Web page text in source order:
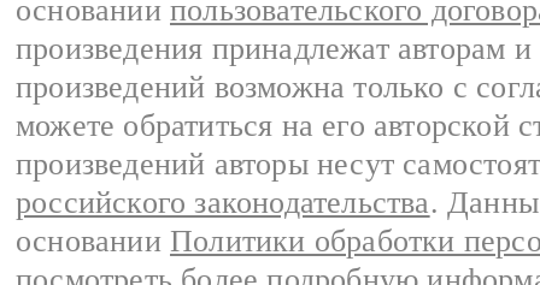
основании пользовательского
произведения принадлежат авторам
произведений возможна только с
можете обратиться на его авторской
произведений авторы несут
российского законодательства.
основании Политики обработки